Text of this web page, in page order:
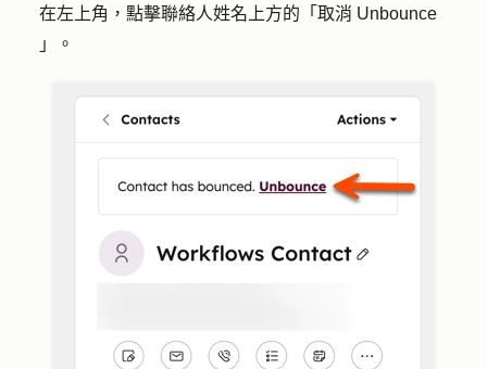
在左上角，點擊聯絡人姓名 上方的「取消 Unbounce
」。